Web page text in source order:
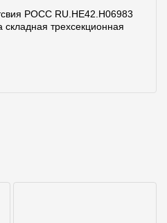
POCC RU.HE42.H06983
складная трехсекционная